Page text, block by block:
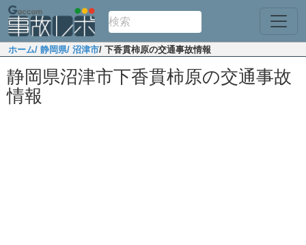
ホーム/ 静岡県/ 沼津市/ 下香貫柿原の交通事故情報
静岡県沼津市下香貫柿原の交通事故
情報